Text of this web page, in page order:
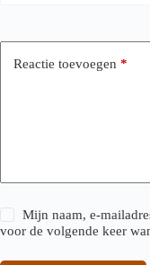
Reactie toevoegen *
Mijn naam, e-
voor de volgende keer